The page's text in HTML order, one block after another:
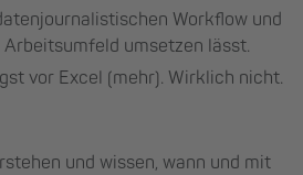
Workflow und
umsetzen lässt.
vor Excel (mehr). Wirklich nicht.
und wissen, wann und mit